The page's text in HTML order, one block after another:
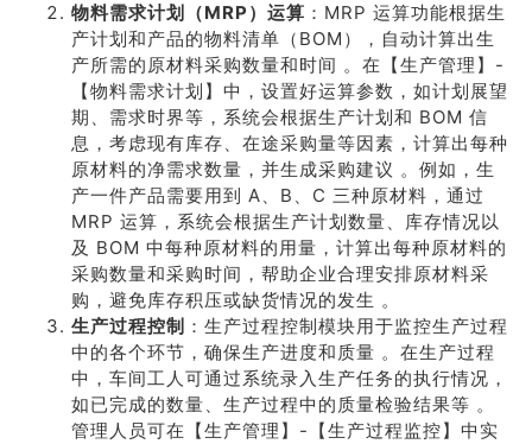
物料需求计划（MRP）运算 ：MRP 运算功能根据生
产计划和产品的物料清单（BOM），自动计算出生
产所需的原材料采购数量和时间 。在【生产管理】-
【物料需求计划】中，设置好运算参数，如计划展望
期、需求时界等，系统会根据生产计划和 BOM 信
息，考虑现有库存、在途采购量等因素，计算出每种
原材料的净需求数量，并生成采购建议 。例如，生
产一件产品需要用到 A、B、C 三种原材料，通过
MRP 运算，系统会根据生产计划数量、库存情况以
及 BOM 中每种原材料的用量，计算出每种原材料的
采购数量和采购时间，帮助企业合理安排原材料采
购，避免库存积压或缺货情况的发生 。
生产过程控制 ：生产过程控制模块用于监控生产过程
中的各个环节，确保生产进度和质量 。在生产过程
中，车间工人可通过系统录入生产任务的执行情况，
如已完成的数量、生产过程中的质量检验结果等 。
管理人员可在【生产管理】-【生产过程监控】中实